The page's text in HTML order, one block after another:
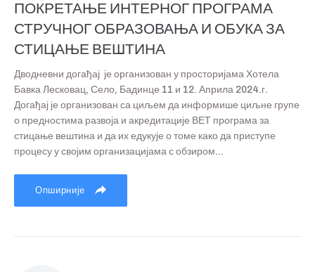
ПОКРЕТАЊЕ ИНТЕРНОГ ПРОГРАМА
СТРУЧНОГ ОБРАЗОВАЊА И ОБУКА ЗА
СТИЦАЊЕ ВЕШТИНА
Дводневни догађај је организован у просторијама Хотела
Бавка Лесковац, Село, Бадинце 11 и 12. Априла 2024.г.
Догађај је организован са циљем да информише циљне групе
о предностима развоја и акредитације ВЕТ програма за
стицање вештина и да их едукује о томе како да приступе
процесу у својим организацијама с обзиром...
Опширније